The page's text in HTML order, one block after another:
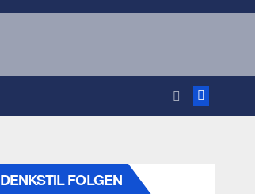
DENKSTIL FOLGEN